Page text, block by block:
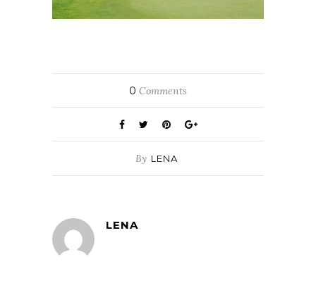
0 Comments
By LENA
LENA